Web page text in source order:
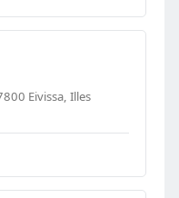
Eivissa, Illes